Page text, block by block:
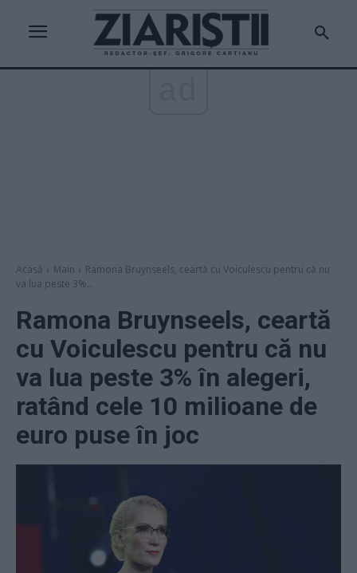
Acasă Main
Ramona Bruynseels, ceartă cu Voiculescu pentru că nu
va lua peste 3%...
Ramona Bruynseels, ceartă
cu Voiculescu pentru că nu
va lua peste 3% în alegeri,
ratând cele 10 milioane de
euro puse în joc